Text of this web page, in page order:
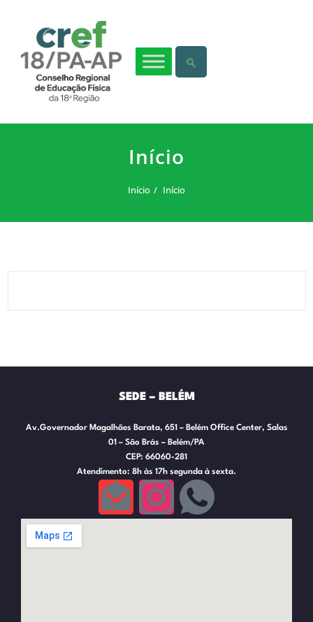
Início
Início Início
SEDE – BELÉM
Av.Governador Magalhães Barata, 651 – Belém Office Center, Salas
01 – São Brás – Belém/PA
CEP: 66060-281
Atendimento: 8h às 17h segunda à sexta.